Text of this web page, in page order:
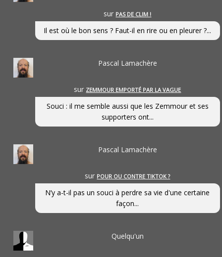
sur PAS DE CLIM !
Il est où le bon sens ? Faut-il en rire ou en pleurer ?...
Pascal Lamachère
sur ZEMMOUR EMPORTÉ PAR LA VAGUE
Souci : il me semble aussi que les Zemmour et ses
supporters ont...
Pascal Lamachère
sur POUR OU CONTRE TIKTOK ?
N’y a-t-il pas un souci à perdre sa vie d'une certaine
façon...
Quelqu'un